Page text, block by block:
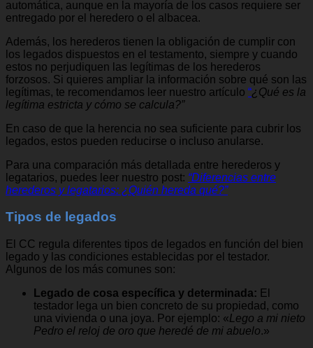
automática, aunque en la mayoría de los casos requiere ser
entregado por el heredero o el albacea.
Además, los herederos tienen la obligación de cumplir con
los legados dispuestos en el testamento, siempre y cuando
estos no perjudiquen las legítimas de los herederos
forzosos. Si quieres ampliar la información sobre qué son las
legítimas, te recomendamos leer nuestro artículo “¿Qué es la
legítima estricta y cómo se calcula?”
En caso de que la herencia no sea suficiente para cubrir los
legados, estos pueden reducirse o incluso anularse.
Para una comparación más detallada entre herederos y
legatarios, puedes leer nuestro post: “Diferencias entre
herederos y legatarios: ¿Quién hereda qué?”
Tipos de legados
El CC regula diferentes tipos de legados en función del bien
legado y las condiciones establecidas por el testador.
Algunos de los más comunes son:
Legado de cosa específica y determinada: El
testador lega un bien concreto de su propiedad, como
una vivienda o una joya. Por ejemplo: «Lego a mi nieto
Pedro el reloj de oro que heredé de mi abuelo.»